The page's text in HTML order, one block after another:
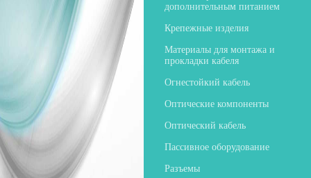
дополнительным питанием
Крепежные изделия
Материалы для монтажа и
прокладки кабеля
Огнестойкий кабель
Оптические компоненты
Оптический кабель
Пассивное оборудование
Разъемы